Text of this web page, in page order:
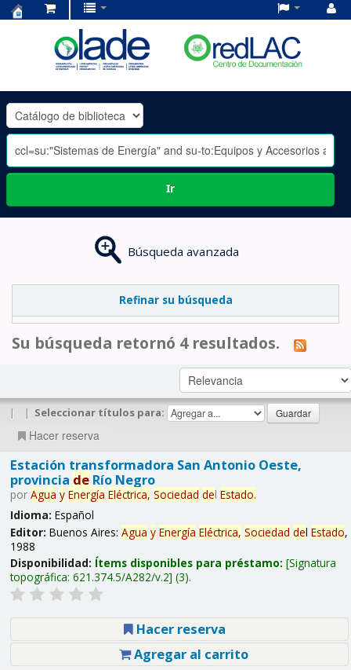
OLADE
-
Ir
Búsqueda avanzada
Refinar su búsqueda
Su búsqueda retornó 4 resultados.
| | Seleccionar títulos para:
Hacer reserva
Estación transformadora San Antonio Oeste,
provincia deRío Negro
por Agua y Energía Eléctrica, Sociedad del Estado.
Idioma: Español
Editor: Buenos Aires: Agua y Energía Eléctrica, Sociedad del Estado,
1988
Disponibilidad: Ítems disponibles para préstamo: Signatura
topográfica: 621.374.5/A282/v.2 (3).
Hacer reserva
Agregar al carrito